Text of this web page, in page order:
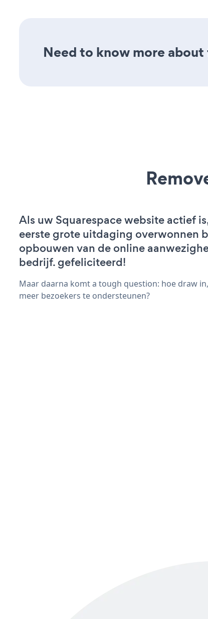
Need to know more
Als uw Squarespace website actief
eerste grote uitdaging overwonnen
opbouwen van de online
bedrijf. gefeliciteerd!
Maar daarna komt a tough question: hoe draw
meer bezoekers te ondersteunen?